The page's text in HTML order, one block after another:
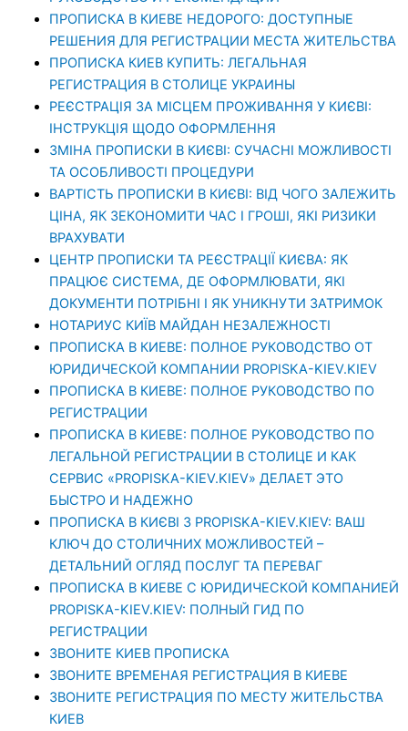
ПРОПИСКА В КИЕВЕ НЕДОРОГО: ДОСТУПНЫЕ
РЕШЕНИЯ ДЛЯ РЕГИСТРАЦИИ МЕСТА ЖИТЕЛЬСТВА
ПРОПИСКА КИЕВ КУПИТЬ: ЛЕГАЛЬНАЯ
РЕГИСТРАЦИЯ В СТОЛИЦЕ УКРАИНЫ
РЕЄСТРАЦІЯ ЗА МІСЦЕМ ПРОЖИВАННЯ У КИЄВІ:
ІНСТРУКЦІЯ ЩОДО ОФОРМЛЕННЯ
ЗМІНА ПРОПИСКИ В КИЄВІ: СУЧАСНІ МОЖЛИВОСТІ
ТА ОСОБЛИВОСТІ ПРОЦЕДУРИ
ВАРТІСТЬ ПРОПИСКИ В КИЄВІ: ВІД ЧОГО ЗАЛЕЖИТЬ
ЦІНА, ЯК ЗЕКОНОМИТИ ЧАС І ГРОШІ, ЯКІ РИЗИКИ
ВРАХУВАТИ
ЦЕНТР ПРОПИСКИ ТА РЕЄСТРАЦІЇ КИЄВА: ЯК
ПРАЦЮЄ СИСТЕМА, ДЕ ОФОРМЛЮВАТИ, ЯКІ
ДОКУМЕНТИ ПОТРІБНІ І ЯК УНИКНУТИ ЗАТРИМОК
НОТАРИУС КИЇВ МАЙДАН НЕЗАЛЕЖНОСТІ
ПРОПИСКА В КИЕВЕ: ПОЛНОЕ РУКОВОДСТВО ОТ
ЮРИДИЧЕСКОЙ КОМПАНИИ PROPISKA-KIEV.KIEV
ПРОПИСКА В КИЕВЕ: ПОЛНОЕ РУКОВОДСТВО ПО
РЕГИСТРАЦИИ
ПРОПИСКА В КИЕВЕ: ПОЛНОЕ РУКОВОДСТВО ПО
ЛЕГАЛЬНОЙ РЕГИСТРАЦИИ В СТОЛИЦЕ И КАК
СЕРВИС «PROPISKA-KIEV.KIEV» ДЕЛАЕТ ЭТО
БЫСТРО И НАДЕЖНО
ПРОПИСКА В КИЄВІ З PROPISKA-KIEV.KIEV: ВАШ
КЛЮЧ ДО СТОЛИЧНИХ МОЖЛИВОСТЕЙ –
ДЕТАЛЬНИЙ ОГЛЯД ПОСЛУГ ТА ПЕРЕВАГ
ПРОПИСКА В КИЕВЕ С ЮРИДИЧЕСКОЙ КОМПАНИЕЙ
PROPISKA-KIEV.KIEV: ПОЛНЫЙ ГИД ПО
РЕГИСТРАЦИИ
ЗВОНИТЕ КИЕВ ПРОПИСКА
ЗВОНИТЕ ВРЕМЕНАЯ РЕГИСТРАЦИЯ В КИЕВЕ
ЗВОНИТЕ РЕГИСТРАЦИЯ ПО МЕСТУ ЖИТЕЛЬСТВА
КИЕВ